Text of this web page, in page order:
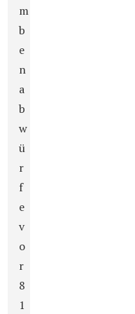
m
b
e
n
a
b
w
ü
r
f
e
v
o
r
8
1